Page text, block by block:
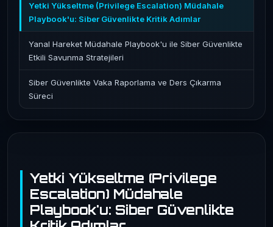
Yetki Yükseltme (Privilege
Escalation) Müdahale
Playbook'u: Siber Güvenlikte
Yetki Yükseltme (Privilege Escalation) Müdahale
Playbook'u: Siber Güvenlikte Kritik Adımlar
Yanal Hareket Müdahale Playbook'u ile Siber Güvenlikte
Etkili Savunma Stratejileri
Siber Güvenlikte Vaka Raporlama ve Ders Çıkarma
Süreci